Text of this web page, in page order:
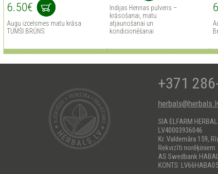
6.50€
Augu izcelsmes matu krāsa
TUMŠI BRŪNS
Indijas Hennas pulveris –
krāsošanai, matu
atjaunošanai un
kondicionēšanai
+371
SIA ELFARM
LV40003936046
Kr. Valdemāra 159,
Rekvizīti norēķiniem:
AS Swedbank
KONTS: